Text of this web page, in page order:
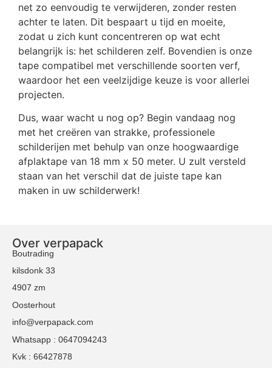
net zo eenvoudig te verwijderen, zonder resten
achter te laten. Dit bespaart u tijd en moeite,
zodat u zich kunt concentreren op wat echt
belangrijk is: het schilderen zelf. Bovendien is onze
tape compatibel met verschillende soorten verf,
waardoor het een veelzijdige keuze is voor allerlei
projecten.
Dus, waar wacht u nog op? Begin vandaag nog
met het creëren van strakke, professionele
schilderijen met behulp van onze hoogwaardige
afplaktape van 18 mm x 50 meter. U zult versteld
staan van het verschil dat de juiste tape kan
maken in uw schilderwerk!
Over verpapack
Boutrading
kilsdonk 33
4907 zm
Oosterhout
info@verpapack.com
Whatsapp : 0647094243
Kvk : 66427878